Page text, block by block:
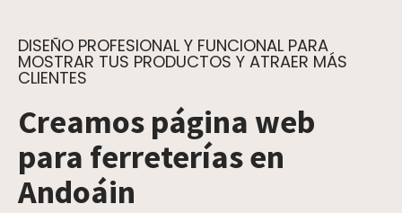
DISEÑO PROFESIONAL Y FUNCIONAL PARA
MOSTRAR TUS PRODUCTOS Y ATRAER MÁS
CLIENTES
Creamos página web
para ferreterías en
Andoáin